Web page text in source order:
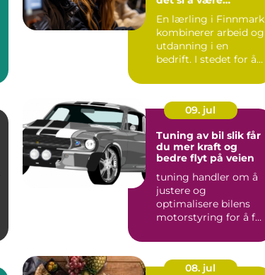
En lærling i Finnmark
kombinerer arbeid og
utdanning i en
bedrift. I stedet for å
09. jul
Tuning av bil slik får
du mer kraft og
bedre flyt på veien
tuning handler om å
justere og
optimalisere bilens
motorstyring for å få
gange og...
08. jul